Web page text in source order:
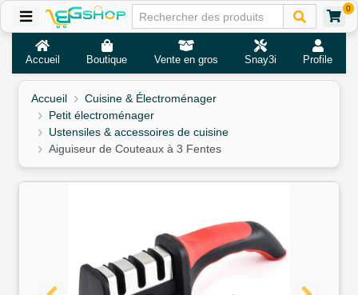
0
Accueil Boutique Vente en gros Snay3i Profile
Accueil
Cuisine & Électroménager
Petit électroménager
Ustensiles & accessoires de cuisine
Aiguiseur de Couteaux à 3 Fentes